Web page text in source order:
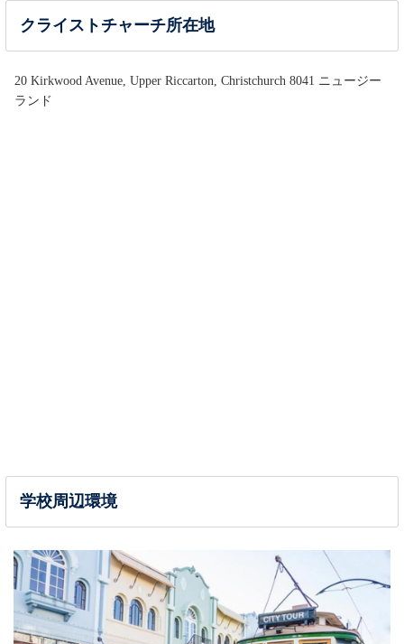
クライストチャーチ所在地
20 Kirkwood Avenue, Upper Riccarton, Christchurch 8041 ニュージー
ランド
学校周辺環境